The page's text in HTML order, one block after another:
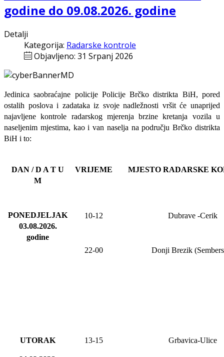
godine do 09.08.2026. godine
Detalji
Kategorija: Radarske kontrole
Objavljeno: 31 Srpanj 2026
Jedinica saobraćajne policije Policije Brčko distrikta BiH, pored
ostalih poslova i zadataka iz svoje nadležnosti vršit će unaprijed
najavljene kontrole radarskog mjerenja brzine kretanja vozila u
naseljenim mjestima, kao i van naselja na području Brčko distrikta
BiH i to:
DAN / D A T U
M
VRIJEME MJESTO RADARSKE
PONEDJELJAK
03.08.2026.
godine
10-12 Dubrave-Cerik
22-00 Donji Brezik
UTORAK 13-15 Grbavica-Ulice